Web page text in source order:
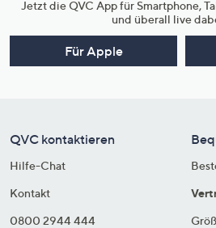
Jetzt die QVC App für Smartphone,
und überall live
Für Apple
QVC kontaktieren
Hilfe-Chat
Kontakt
0800 2944 444